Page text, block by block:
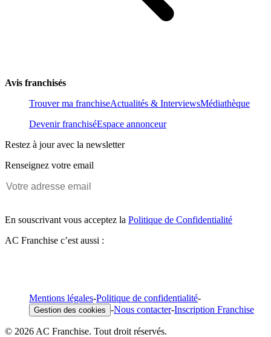
Avis franchisés
Trouver ma franchiseActualités & InterviewsMédiathèque
Devenir franchiséEspace annonceur
Restez à jour avec la newsletter
Renseignez votre email
En souscrivant vous acceptez la Politique de Confidentialité
AC Franchise c’est aussi :
Mentions légales-Politique de confidentialité-
Gestion des cookies -Nous contacter-Inscription Franchise
© 2026 AC Franchise. Tout droit réservés.